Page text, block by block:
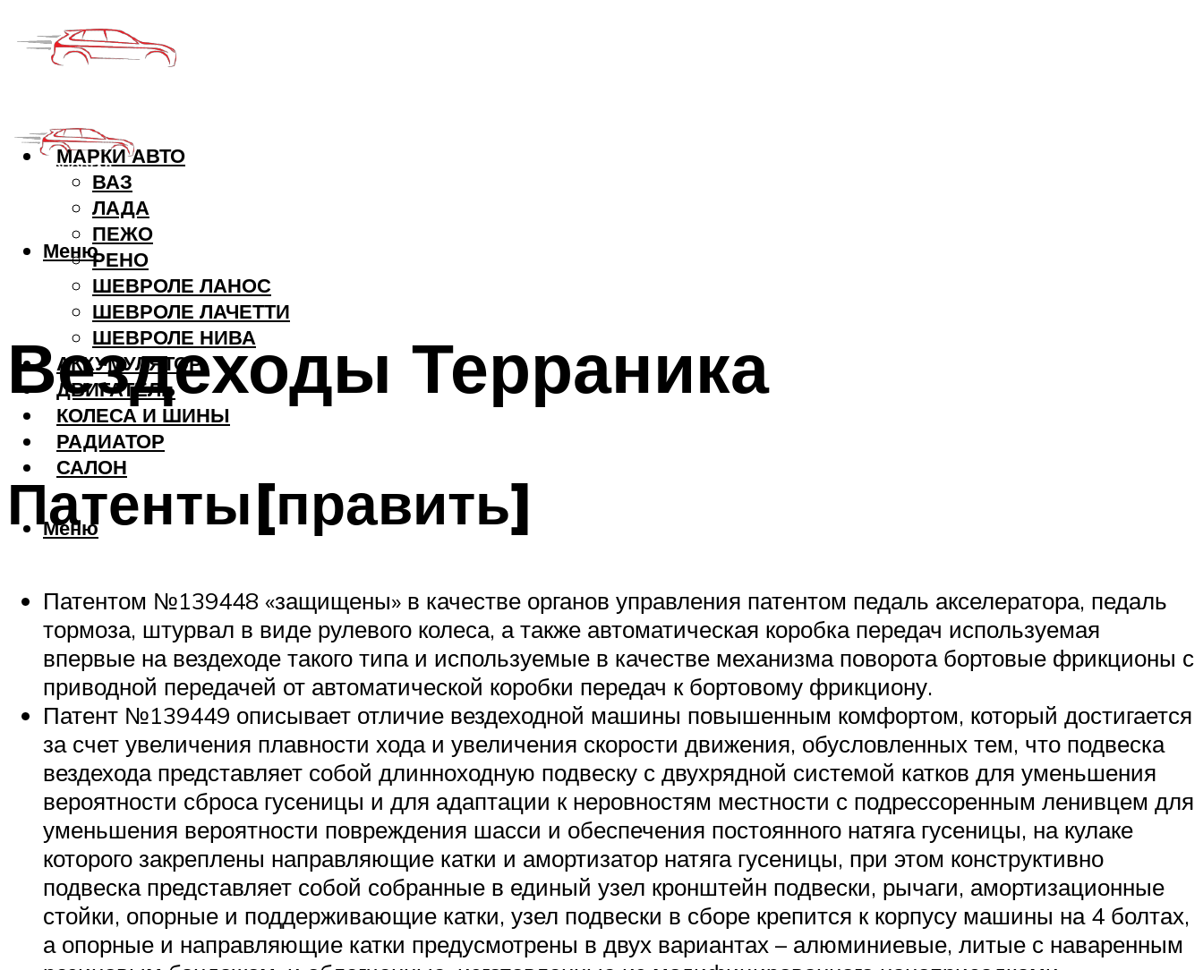
МАРКИ АВТО
ВАЗ
ЛАДА
ПЕЖО
РЕНО
ШЕВРОЛЕ ЛАНОС
ШЕВРОЛЕ ЛАЧЕТТИ
ШЕВРОЛЕ НИВА
АККУМУЛЯТОР
ДВИГАТЕЛЬ
КОЛЕСА И ШИНЫ
РАДИАТОР
САЛОН
Меню
Меню
Вездеходы Терраника
Патенты[править]
Патентом №139448 «защищены» в качестве органов управления патентом педаль акселератора, педаль
тормоза, штурвал в виде рулевого колеса, а также автоматическая коробка передач используемая
впервые на вездеходе такого типа и используемые в качестве механизма поворота бортовые фрикционы с
приводной передачей от автоматической коробки передач к бортовому фрикциону.
Патент №139449 описывает отличие вездеходной машины повышенным комфортом, который достигается
за счет увеличения плавности хода и увеличения скорости движения, обусловленных тем, что подвеска
вездехода представляет собой длинноходную подвеску с двухрядной системой катков для уменьшения
вероятности сброса гусеницы и для адаптации к неровностям местности с подрессоренным ленивцем для
уменьшения вероятности повреждения шасси и обеспечения постоянного натяга гусеницы, на кулаке
которого закреплены направляющие катки и амортизатор натяга гусеницы, при этом конструктивно
подвеска представляет собой собранные в единый узел кронштейн подвески, рычаги, амортизационные
стойки, опорные и поддерживающие катки, узел подвески в сборе крепится к корпусу машины на 4 болтах,
а опорные и направляющие катки предусмотрены в двух вариантах – алюминиевые, литые с наваренным